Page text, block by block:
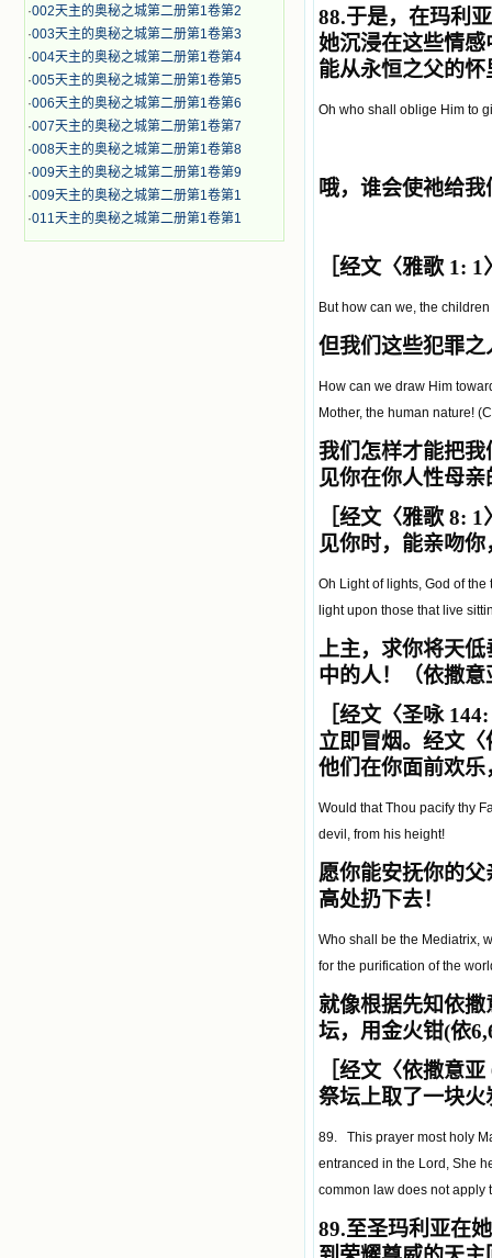
·002天主的奥秘之城第二册第1卷第2
·003天主的奥秘之城第二册第1卷第3
·004天主的奥秘之城第二册第1卷第4
·005天主的奥秘之城第二册第1卷第5
·006天主的奥秘之城第二册第1卷第6
·007天主的奥秘之城第二册第1卷第7
·008天主的奥秘之城第二册第1卷第8
·009天主的奥秘之城第二册第1卷第9
·009天主的奥秘之城第二册第1卷第1
·011天主的奥秘之城第二册第1卷第1
88.于是，在玛利
她沉浸在这些情
能从永恒之父的
Oh who shall oblige Him to
哦，谁会使祂给
［经文〈雅歌 1: 1
But how can we, the
但我们这些犯罪
How can we draw Him
Mother, the human nature!
我们怎样才能把
见你在你人性母
［经文〈雅歌 8: 1
见你时，能亲吻
Oh Light of lights, God of
light upon those that live
上主，求你将天
中的人！（依撒意
［经文〈圣咏
立即冒烟。 经文〈
他们在你面前欢
Would that Thou pacify thy
devil, from his height!
愿你能安抚你的
高处扔下去！
Who shall be the Mediatrix,
for the purification of the
就像根据先知依
坛，用金火钳(依
［经文〈依撒意
祭坛上取了一块火
89. This prayer most holy
entranced in the Lord, She
common law does not apply
89.至圣玛利亚在